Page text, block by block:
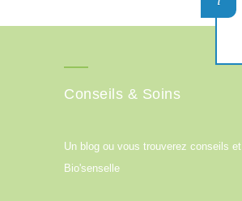
Conseils & Soins
Un blog ou vous trouverez conseils
Bio'senselle